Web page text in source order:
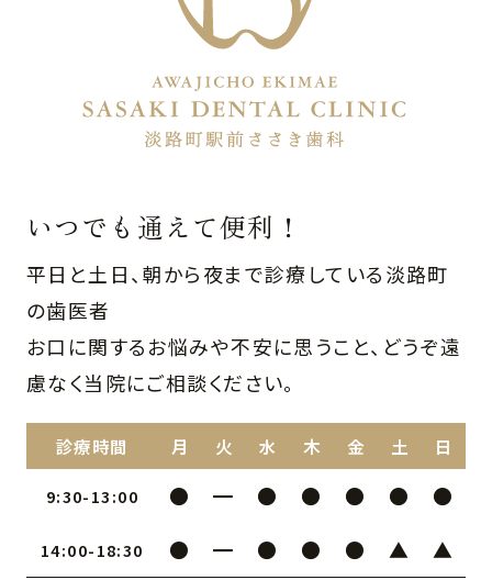
いつでも通えて便利！
平日と土日、朝から夜まで診療している淡路町
の歯医者
お口に関するお悩みや不安に思うこと、どうぞ遠
慮なく当院にご相談ください。
診療時間 月 火 水 木 金 土 日
9:30-13:00 ● ━ ● ● ● ● ●
14:00-18:30 ● ━ ● ● ● ▲ ▲